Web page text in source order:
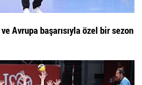
Avrupa başarısıyla özel bir sezon